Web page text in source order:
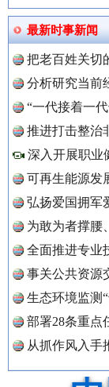
最新时事新闻
把老百姓关切
分析研究当前
“一代接着一
推进打击整治
深入开展职业
可再生能源发
弘扬爱国拥军
为敢为者撑腰
全面推进专业
事关公共资源
生态环境监测
部署28条重点
从抓作风入手
三年瞒报超